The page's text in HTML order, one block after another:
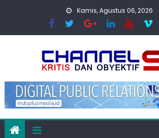
Kamis, Agustus 06, 2026